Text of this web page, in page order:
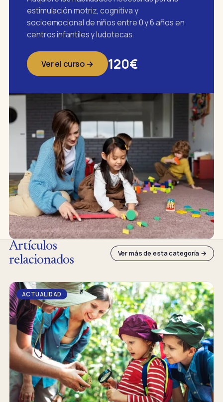
estimulación motriz, cognitiva y
socioemocional de niños entre 0 y 6 años en
centros infantiles y ludotecas.
Ver el curso → 120€
Artículos
relacionados
Ver más de esta categoría →
ACTUALIDAD